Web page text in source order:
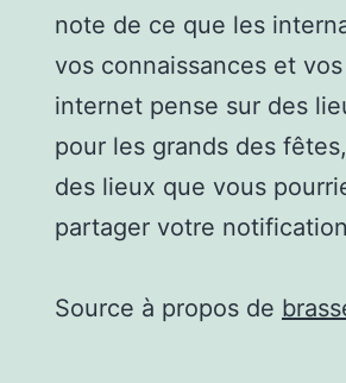
note de ce que les
vos connaissances et
internet pense sur des
pour les grands des
des lieux que vous
partager votre
Source à propos de